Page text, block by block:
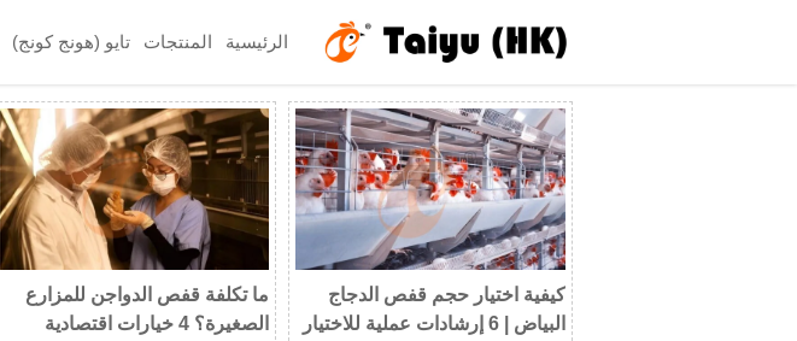
الرئيسية المنتجات تايو (هونج كونج)
ما تكلفة قفص الدواجن للمزارع
الصغيرة؟ 4 خيارات اقتصادية
كيفية اختيار حجم قفص الدجاج
البياض | 6 إرشادات عملية للاختيار